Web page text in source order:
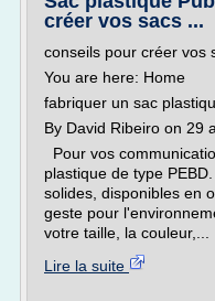
créer vos sacs ...
conseils pour créer vos
You are here: Home
fabriquer un sac
By David Ribeiro on 29
Pour vos
plastique de type
solides, disponibles en
geste pour
votre taille, la couleur,...
Lire la suite